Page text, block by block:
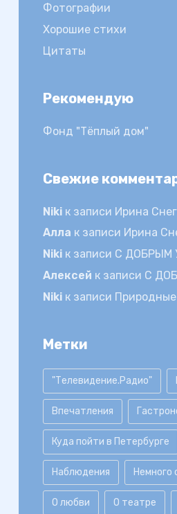
Фотографии
Хорошие стихи
Цитаты
Рекомендую
Фонд "Тёплый дом"
Свежие
Nikiк записи Ирина
Алла к записи Ирина
Nikiк записи С ДОБРЫМ
Алексей к записи С
Nikiк записи
Метки
"Телевидение.Радио"
Впечатления
Куда пойти в Петербурге
Наблюдения Немного
О любви О театре